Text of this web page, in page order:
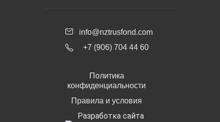
info@nztrusfond.com
+7 (906) 704 44 60
Политика
конфиденциальности
Правила и условия
Разработка сайта